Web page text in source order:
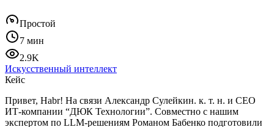
Простой
7 мин
2.9K
Искусственный интеллект
Кейс
Привет, Habr! На связи Александр Сулейкин. к. т. н. и СЕО
ИТ-компании “ДЮК Технологии”. Совместно с нашим
экспертом по LLM-решениям Романом Бабенко подготовили